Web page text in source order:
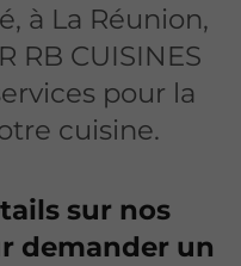
à La Réunion,
RB CUISINES
pour la
cuisine.
sur nos
demander un